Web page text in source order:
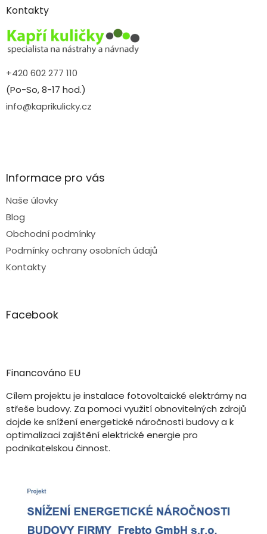
aKontakty
+420 602 277 110
(Po-So, 8-17 hod.)
info@kaprikulicky.cz
Informace pro vás
Naše úlovky
Blog
Obchodní podmínky
Podmínky ochrany osobních údajů
Kontakty
Facebook
Financováno EU
Cílem projektu je instalace fotovoltaické elektrárny na
střeše budovy. Za pomoci využití obnovitelných zdrojů
dojde ke snížení energetické náročnosti budovy a k
optimalizaci zajištění elektrické energie pro
podnikatelskou činnost.